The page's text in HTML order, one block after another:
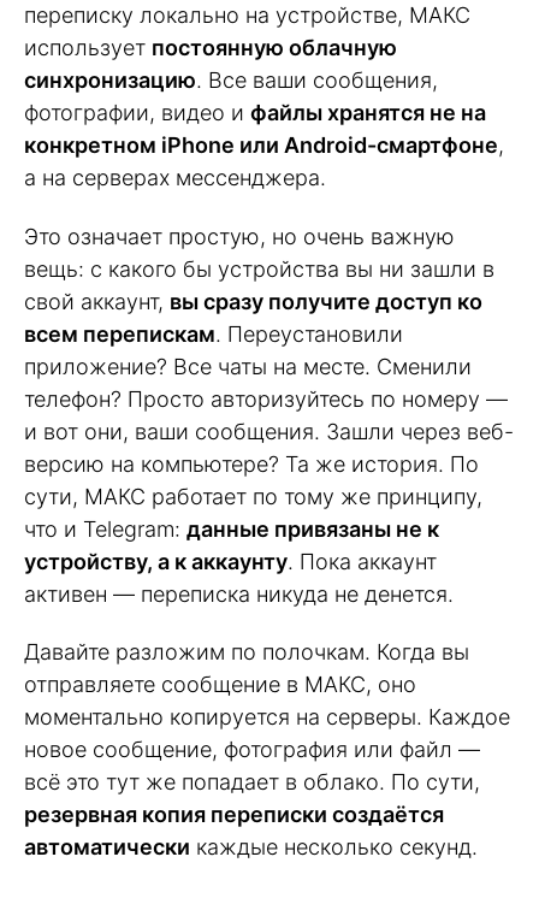
переписку локально на устройстве, МАКС
использует постоянную облачную
синхронизацию. Все ваши сообщения,
фотографии, видео и файлы хранятся не на
конкретном iPhone или Android-смартфоне,
а на серверах мессенджера.
Это означает простую, но очень важную
вещь: с какого бы устройства вы ни зашли в
свой аккаунт, вы сразу получите доступ ко
всем перепискам. Переустановили
приложение? Все чаты на месте. Сменили
телефон? Просто авторизуйтесь по номеру —
и вот они, ваши сообщения. Зашли через веб-
версию на компьютере? Та же история. По
сути, МАКС работает по тому же принципу,
что и Telegram: данные привязаны не к
устройству, а к аккаунту. Пока аккаунт
активен — переписка никуда не денется.
Давайте разложим по полочкам. Когда вы
отправляете сообщение в МАКС, оно
моментально копируется на серверы. Каждое
новое сообщение, фотография или файл —
всё это тут же попадает в облако. По сути,
резервная копия переписки создаётся
автоматически каждые несколько секунд.